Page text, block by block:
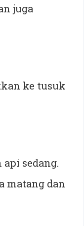
juga
ke tusuk
sedang.
matang dan